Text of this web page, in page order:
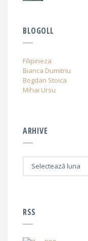
BLOGOLL
Filipineza
Bianca Dumitriu
Bogdan Stoica
Mihai Ursu
ARHIVE
RSS